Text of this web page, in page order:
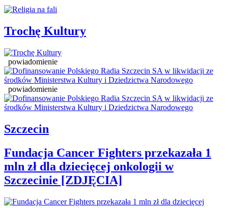
Trochę Kultury
powiadomienie
powiadomienie
Szczecin
Fundacja Cancer Fighters przekazała 1
mln zł dla dziecięcej onkologii w
Szczecinie [ZDJĘCIA]